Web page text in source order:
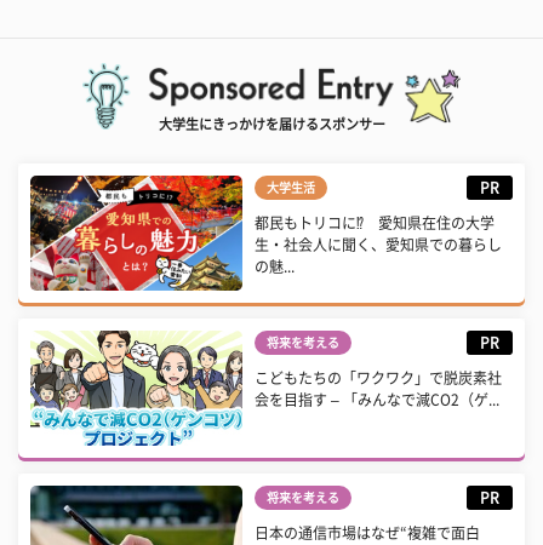
大学生にきっかけを届けるスポンサー
大学生活 PR
都民もトリコに⁉ 愛知県在住の大学
生・社会人に聞く、愛知県での暮らし
の魅...
将来を考える PR
こどもたちの「ワクワク」で脱炭素社
会を目指す – 「みんなで減CO2（ゲ...
将来を考える PR
日本の通信市場はなぜ“複雑で面白